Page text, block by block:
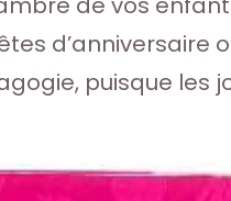
d’anniversaire
puisque les